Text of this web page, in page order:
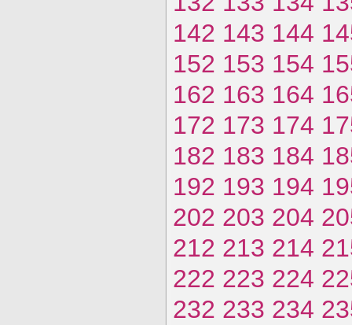
142 143 144
152 153 154
162 163 164
172 173 174
182 183 184
192 193 194
202 203 204
212 213 214
222 223 224
232 233 234